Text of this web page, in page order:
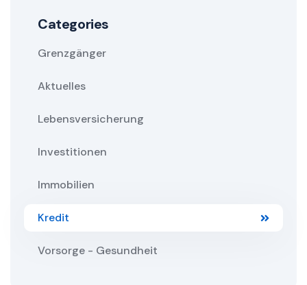
Categories
Grenzgänger
Aktuelles
Lebensversicherung
Investitionen
Immobilien
Kredit
Vorsorge - Gesundheit